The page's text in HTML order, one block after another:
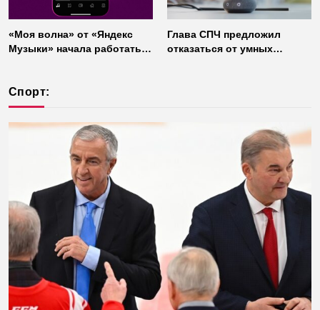
«Моя волна» от «Яндекс
Музыки» начала работать
Глава СПЧ предложил
отказаться от умных
Спорт: